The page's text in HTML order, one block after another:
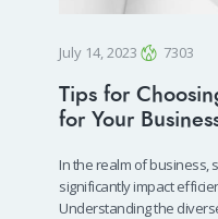
July 14, 2023 7303
Tips for
for Your
In the realm of business,
significantly impact
Understanding the